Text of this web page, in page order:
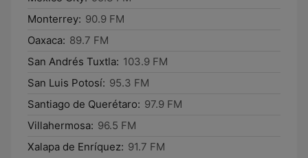
Monterrey: 90.9 FM
Oaxaca: 89.7 FM
San Andrés Tuxtla: 103.9 FM
San Luis Potosí: 95.3 FM
Santiago de Querétaro: 97.9 FM
Villahermosa: 96.5 FM
Xalapa de Enríquez: 91.7 FM